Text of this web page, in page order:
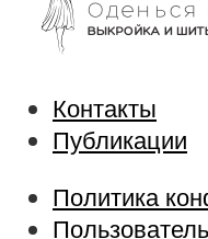
Контакты
Публикации
Политика